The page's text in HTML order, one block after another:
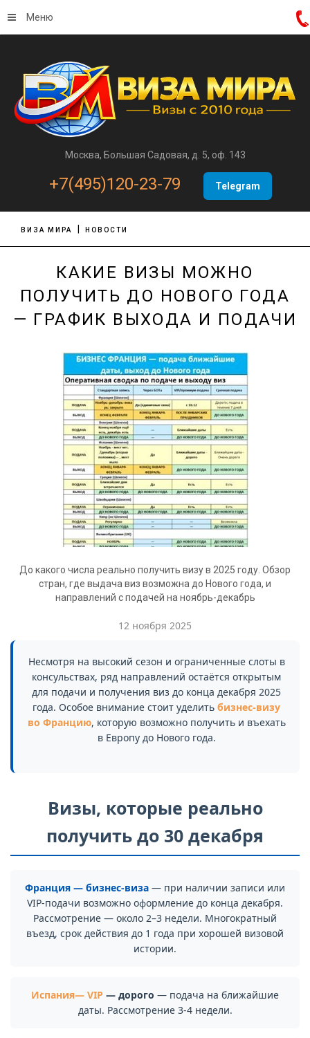
Москва, Большая Садовая, д. 5, оф. 143
+7(495)120-23-79 Telegram
Меню
ВИЗА МИРА НОВОСТИ
КАКИЕ ВИЗЫ МОЖНО
ПОЛУЧИТЬ ДО НОВОГО ГОДА
— ГРАФИК ВЫХОДА И ПОДАЧИ
До какого числа реально получить визу в 2025 году. Обзор
стран, где выдача виз возможна до Нового года, и
направлений с подачей на ноябрь-декабрь
12 ноября 2025
Несмотря на высокий сезон и ограниченные слоты в
консульствах, ряд направлений остаётся открытым
для подачи и получения виз до конца декабря 2025
года. Особое внимание стоит уделить бизнес-визу
во Францию, которую возможно получить и въехать
в Европу до Нового года.
Визы, которые реально
получить до 30 декабря
Франция — бизнес-виза — при наличии записи или
VIP-подачи возможно оформление до конца декабря.
Рассмотрение — около 2–3 недели. Многократный
въезд, срок действия до 1 года при хорошей визовой
истории.
Испания— VIP — дорого — подача на ближайшие
даты. Рассмотрение 3-4 недели.